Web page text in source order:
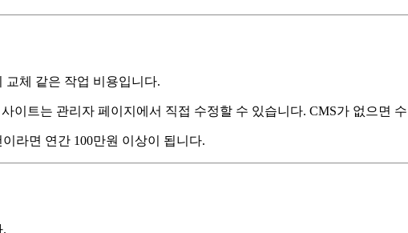
교체 같은 작업 비용입니다.
이트는 관리자 페이지에서 직접 수정할 수 있습니다. CMS가 없으면
이라면 연간 100만원 이상이 됩니다.
.